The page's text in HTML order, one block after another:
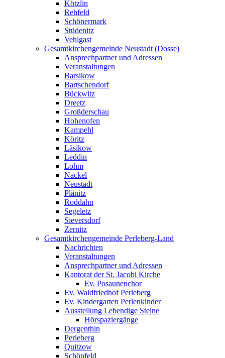
Kötzlin
Rehfeld
Schönermark
Stüdenitz
Vehlgast
Gesamtkirchengemeinde Neustadt (Dosse)
Ansprechpartner und Adressen
Veranstaltungen
Barsikow
Bartschendorf
Bückwitz
Dreetz
Großderschau
Hohenofen
Kampehl
Köritz
Läsikow
Leddin
Lohm
Nackel
Neustadt
Plänitz
Roddahn
Segeletz
Sieversdorf
Zernitz
Gesamtkirchengemeinde Perleberg-Land
Nachrichten
Veranstaltungen
Ansprechpartner und Adressen
Kantorat der St. Jacobi Kirche
Ev. Posaunenchor
Ev. Waldfriedhof Perleberg
Ev. Kindergarten Perlenkinder
Ausstellung Lebendige Steine
Hörspaziergänge
Dergenthin
Perleberg
Quitzow
Schönfeld